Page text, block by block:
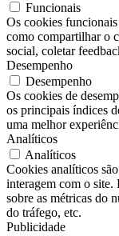
Funcionais
Os cookies
como compartilhar o
social, coletar
Desempenho
Desempenho
Os cookies de
os principais índices
uma melhor
Analíticos
Analíticos
Cookies analíticos
interagem com o site.
sobre as métricas do
do tráfego, etc.
Publicidade